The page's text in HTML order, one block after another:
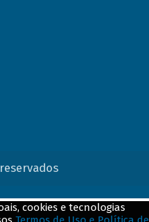
cookies e tecnologias